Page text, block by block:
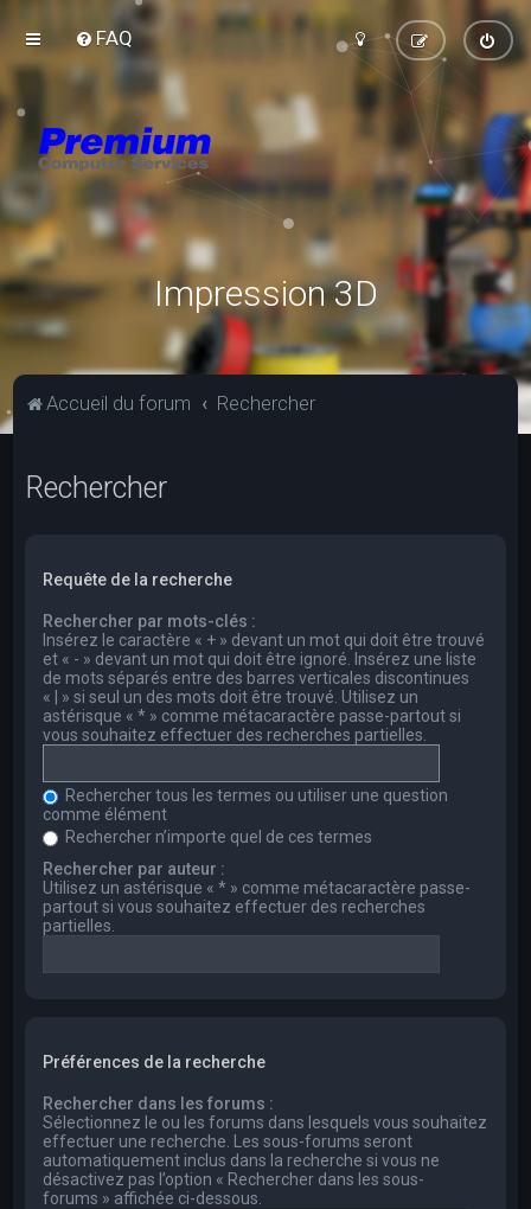
FAQ
Impression 3D
Accueil du forum Rechercher
Rechercher
Requête de la recherche
Rechercher par mots-clés :
Insérez le caractère « + » devant un mot qui doit être trouvé
et « - » devant un mot qui doit être ignoré. Insérez une liste
de mots séparés entre des barres verticales discontinues
« | » si seul un des mots doit être trouvé. Utilisez un
astérisque « * » comme métacaractère passe-partout si
vous souhaitez effectuer des recherches partielles.
Rechercher tous les termes ou utiliser une question
comme élément
Rechercher n’importe quel de ces termes
Rechercher par auteur :
Utilisez un astérisque « * » comme métacaractère passe-
partout si vous souhaitez effectuer des recherches
partielles.
Préférences de la recherche
Rechercher dans les forums :
Sélectionnez le ou les forums dans lesquels vous souhaitez
effectuer une recherche. Les sous-forums seront
automatiquement inclus dans la recherche si vous ne
désactivez pas l’option « Rechercher dans les sous-
forums » affichée ci-dessous.